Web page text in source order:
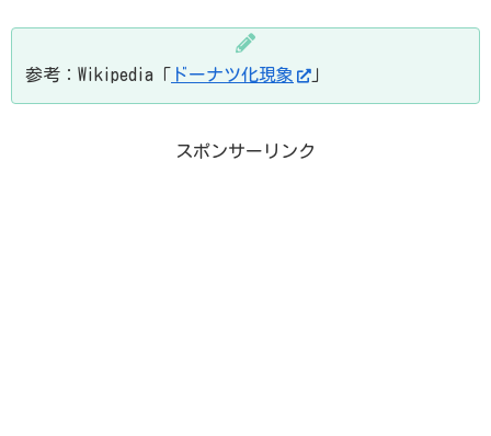
参考：Wikipedia「 ドーナツ化現象 」
スポンサーリンク